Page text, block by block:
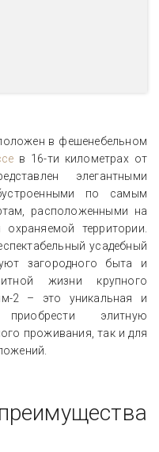
в фешенебельном
в 16-ти километрах от
элегантными
по самым
расположенными на
территории.
усадебный
загородного быта и
жизни крупного
2 – это уникальная и
элитную
проживания, так и для